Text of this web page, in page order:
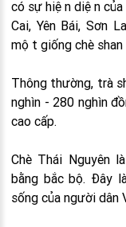
có sự hiện diện của
Cai, Yên Bái, Sơn
một giống chè shan
Thông thường, trà
nghìn - 280 nghìn
cao cấp.
Chè Thái Nguyên
bằng bắc bộ. Đây
sống của người dân